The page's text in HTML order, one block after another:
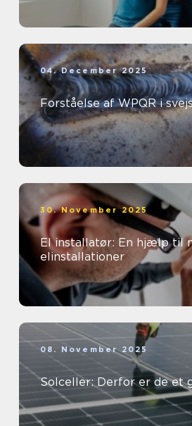
04. December 2025
Forståelse af WPQR i
30. November 2025
El installatør: En hjælp til
elinstallationer
08. November 2025
Solceller: Derfor er de et